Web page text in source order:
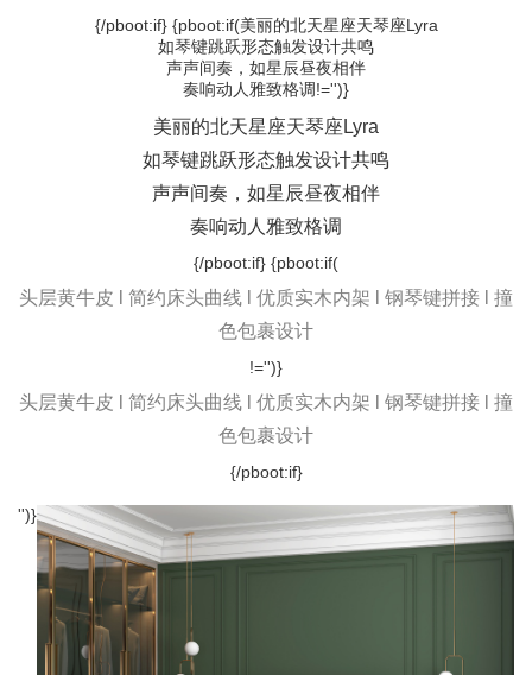
{/pboot:if} {pboot:if(美丽的北天星座天琴座Lyra
如琴键跳跃形态触发设计共鸣
声声间奏，如星辰昼夜相伴
奏响动人雅致格调!='')}
美丽的北天星座天琴座Lyra
如琴键跳跃形态触发设计共鸣
声声间奏，如星辰昼夜相伴
奏响动人雅致格调
{/pboot:if} {pboot:if(
头层黄牛皮 l 简约床头曲线 l 优质实木内架 l 钢琴键拼接 l 撞
色包裹设计
!='')}
头层黄牛皮 l 简约床头曲线 l 优质实木内架 l 钢琴键拼接 l 撞
色包裹设计
{/pboot:if}